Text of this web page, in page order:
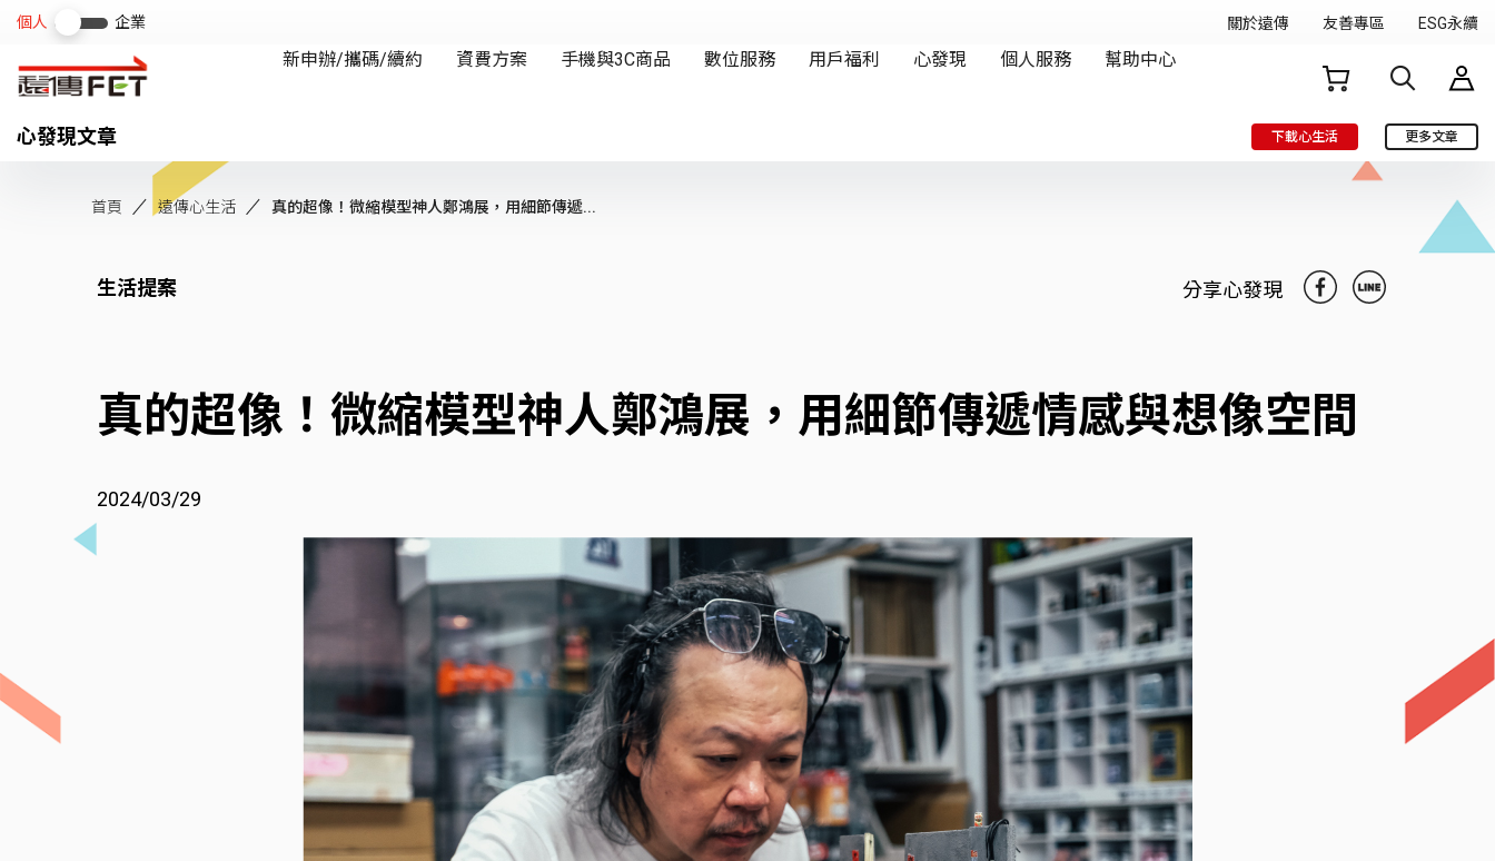
心發現文章 下載心生活 更多文章
首頁 遠傳心生活 真的超像！微縮模型神人鄭鴻展，用細節傳遞...
生活提案 分享心發現
真的超像！微縮模型神人鄭鴻展，用細節傳遞情感與想像空間
2024/03/29